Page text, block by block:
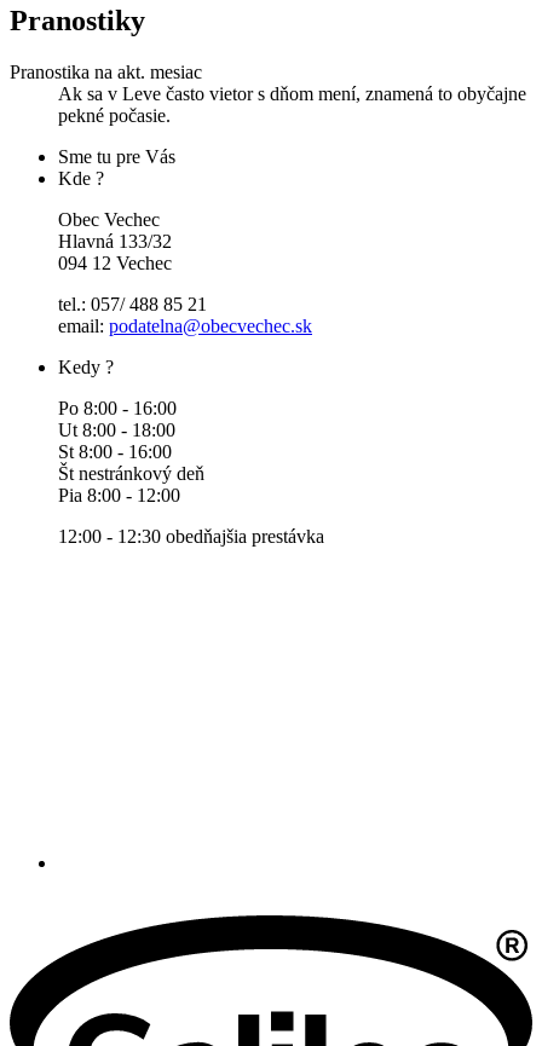
Pranostiky
Pranostika na akt. mesiac
Ak sa v Leve často vietor s dňom mení, znamená to obyčajne
pekné počasie.
Sme tu pre Vás
Kde ?
Obec Vechec
Hlavná 133/32
094 12 Vechec
tel.: 057/ 488 85 21
email: podatelna@obecvechec.sk
Kedy ?
Po 8:00 - 16:00
Ut 8:00 - 18:00
St 8:00 - 16:00
Št nestránkový deň
Pia 8:00 - 12:00
12:00 - 12:30 obedňajšia prestávka